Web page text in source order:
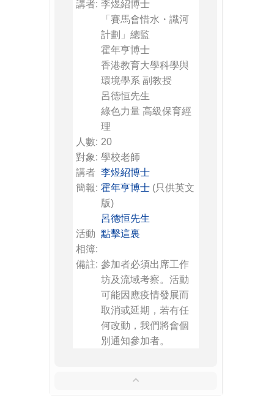
講者: 李煜紹博士
「賽馬會惜水・識河
計劃」總監
霍年亨博士
香港教育大學科學與
環境學系 副教授
呂德恒先生
綠色力量 高級保育經
理
人數: 20
對象: 學校老師
講者
簡報:
李煜紹博士
霍年亨博士 (只供英文
版)
呂德恒先生
活動
相簿:
點擊這裏
備註: 參加者必須出席工作
坊及流域考察。活動
可能因應疫情發展而
取消或延期，若有任
何改動，我們將會個
別通知參加者。